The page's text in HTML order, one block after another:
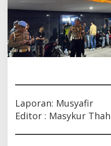
Laporan: Musyafir
Editor : Masykur